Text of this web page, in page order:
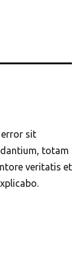
error sit
totam
veritatis et